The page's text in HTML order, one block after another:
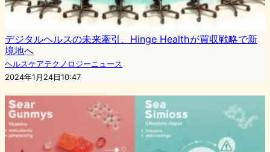
デジタルヘルスの未来牽引、Hinge Healthが買収戦略で新
境地へ
ヘルスケアテクノロジーニュース
2024年1月24日10:47